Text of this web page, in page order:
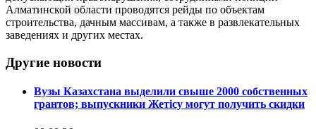
Алматинской области проводятся рейды по объектам
строительства, дачным массивам, а также в развлекательных
заведениях и других местах.
Другие новости
Вузы Казахстана выделили свыше 2000 собственных
грантов; выпускники Жетісу могут получить скидки